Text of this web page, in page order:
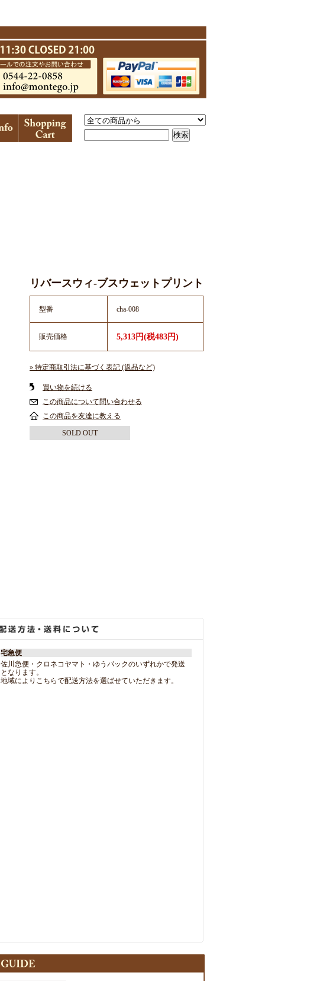
リバースウィ-ブスウェットプリント
型番 cha-008
販売価格 5,313円(税483円)
» 特定商取引法に基づく表記 (返品など)
買い物を続ける
この商品について問い合わせる
この商品を友達に教える
SOLD OUT
宅急便
佐川急便・クロネコヤマト・ゆうパックのいずれかで発送
となります。
地域によりこちらで配送方法を選ばせていただきます。